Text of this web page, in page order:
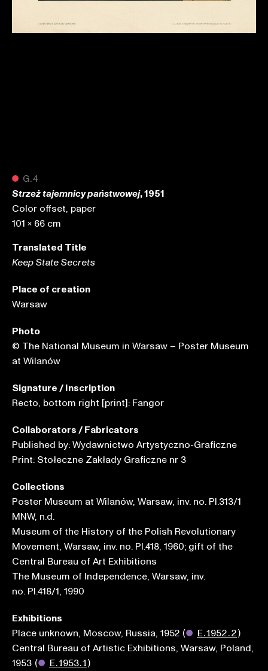
● G.4
Strzeż tajemnicy państwowej, 1951
Color offset, paper
101 x 66 cm
Translated Title
Keep State Secrets
Place of creation
Warsaw
Photo
© The National Museum in Warsaw – Poster Museum
at Wilanów
Signature / Inscription
Recto, bottom right [print]: Fangor
Collaborators / Fabricators
Published by: Wydawnictwo Artystyczno-Graficzne
Print: Stołeczne Zakłady Graficzne nr 3
Collections
Poster Museum at Wilanów, Warsaw, inv. no. Pl.313/1
MNW, n.d.
Museum of the History of the Polish Revolutionary
Movement, Warsaw, inv. no. Pl.418, 1960; gift of the
Central Bureau of Art Exhibitions
The Museum of Independence, Warsaw, inv.
no. Pl.418/1, 1990
Exhibitions
Place unknown, Moscow, Russia, 1952 (● E.1952.2)
Central Bureau of Artistic Exhibitions, Warsaw, Poland,
1953 (● E.1953.1)